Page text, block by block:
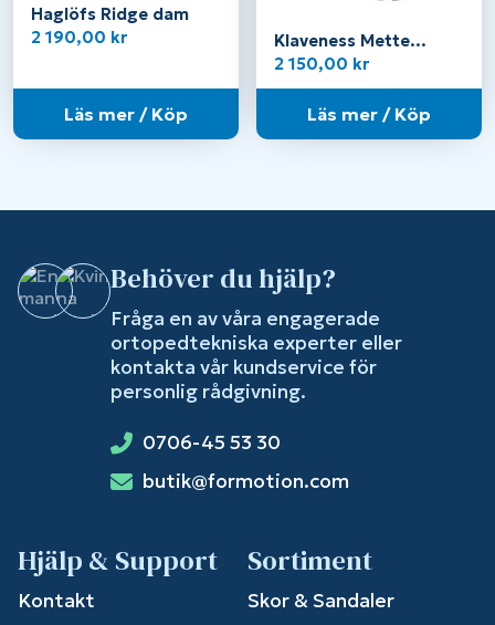
Haglöfs Ridge dam
2 190,00 kr
Läs mer / Köp
Klaveness Mette
14602 – Dam
2 150,00 kr
Läs mer / Köp
Behöver du hjälp?
Fråga en av våra engagerade
ortopedtekniska experter eller
kontakta vår kundservice för
personlig rådgivning.
0706-45 53 30
butik@formotion.com
Hjälp & Support
Kontakt
Sortiment
Skor & Sandaler